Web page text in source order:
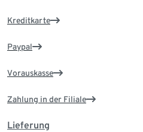
Kreditkarte
Paypal
Vorauskasse
Zahlung in der Filiale
Lieferung